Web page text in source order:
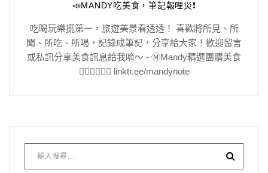
📣MANDY吃美食，筆記報哩災❗️
吃喝玩樂擺第一，旅遊美景看透透！ 喜歡將所見、所
聞、所吃、所喝，記錄成筆記，分享給大家！歡迎留言
或私訊分享美食訊息給我唷～ - Ⓜ️Mandy精選團購美食
👇🏻👇🏻👇🏻 linktr.ee/mandynote